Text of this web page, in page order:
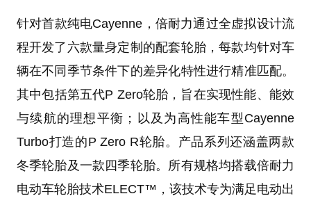
针对首款纯电Cayenne，倍耐力通过全虚拟设计流
程开发了六款量身定制的配套轮胎，每款均针对车
辆在不同季节条件下的差异化特性进行精准匹配。
其中包括第五代P Zero轮胎，旨在实现性能、能效
与续航的理想平衡；以及为高性能车型Cayenne
Turbo打造的P Zero R轮胎。产品系列还涵盖两款
冬季轮胎及一款四季轮胎。所有规格均搭载倍耐力
电动车轮胎技术ELECT™，该技术专为满足电动出